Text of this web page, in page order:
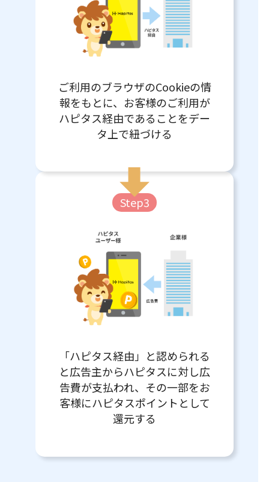
ご利用のブラウザのCookieの情
報をもとに、お客様のご利用が
ハピタス経由であることをデー
タ上で紐づける
Step3
「ハピタス経由」と認められる
と広告主からハピタスに対し広
告費が支払われ、その一部をお
客様にハピタスポイントとして
還元する